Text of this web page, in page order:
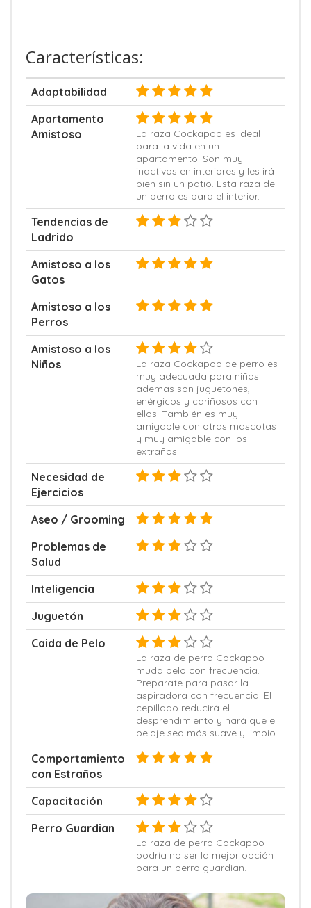
Características:
Adaptabilidad
Apartamento
Amistoso
La raza Cockapoo es ideal
para la vida en un
apartamento. Son muy
inactivos en interiores y les irá
bien sin un patio. Esta raza de
un perro es para el interior.
Tendencias de
Ladrido
Amistoso a los
Gatos
Amistoso a los
Perros
Amistoso a los
Niños
La raza Cockapoo de perro es
muy adecuada para niños
ademas son juguetones,
enérgicos y cariñosos con
ellos. También es muy
amigable con otras mascotas
y muy amigable con los
extraños.
Necesidad de
Ejercicios
Aseo / Grooming
Problemas de
Salud
Inteligencia
Juguetón
Caida de Pelo
La raza de perro Cockapoo
muda pelo con frecuencia.
Preparate para pasar la
aspiradora con frecuencia. El
cepillado reducirá el
desprendimiento y hará que el
pelaje sea más suave y limpio.
Comportamiento
con Estraños
Capacitación
Perro Guardian
La raza de perro Cockapoo
podría no ser la mejor opción
para un perro guardian.